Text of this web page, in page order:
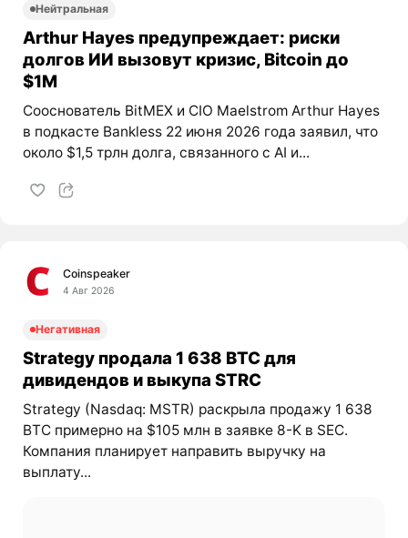
Нейтральная
Arthur Hayes предупреждает: риски
долгов ИИ вызовут кризис, Bitcoin до
$1M
Сооснователь BitMEX и CIO Maelstrom Arthur Hayes
в подкасте Bankless 22 июня 2026 года заявил, что
около $1,5 трлн долга, связанного с AI и...
Coinspeaker
4 Авг 2026
Негативная
Strategy продала 1 638 BTC для
дивидендов и выкупа STRC
Strategy (Nasdaq: MSTR) раскрыла продажу 1 638
BTC примерно на $105 млн в заявке 8-K в SEC.
Компания планирует направить выручку на
выплату...